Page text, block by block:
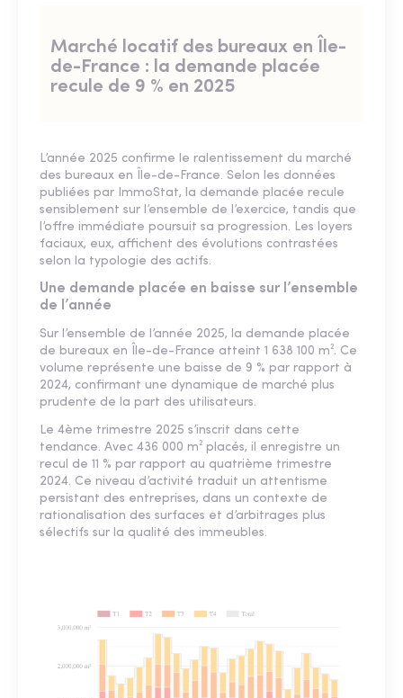
Marché locatif des bureaux en Île-
de-France : la demande placée
recule de 9 % en 2025
L’année 2025 confirme le ralentissement du marché
des bureaux en Île-de-France. Selon les données
publiées par ImmoStat, la demande placée recule
sensiblement sur l’ensemble de l’exercice, tandis que
l’offre immédiate poursuit sa progression. Les loyers
faciaux, eux, affichent des évolutions contrastées
selon la typologie des actifs.
Une demande placée en baisse sur l’ensemble
de l’année
Sur l’ensemble de l’année 2025, la demande placée
de bureaux en Île-de-France atteint 1 638 100 m². Ce
volume représente une baisse de 9 % par rapport à
2024, confirmant une dynamique de marché plus
prudente de la part des utilisateurs.
Le 4ème trimestre 2025 s’inscrit dans cette
tendance. Avec 436 000 m² placés, il enregistre un
recul de 11 % par rapport au quatrième trimestre
2024. Ce niveau d’activité traduit un attentisme
persistant des entreprises, dans un contexte de
rationalisation des surfaces et d’arbitrages plus
sélectifs sur la qualité des immeubles.